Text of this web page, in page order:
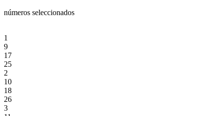
números seleccionados
1
9
17
25
2
10
18
26
3